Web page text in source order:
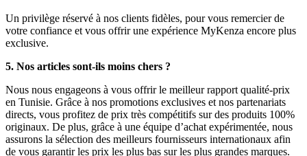
Un privilège réservé à nos clients fidèles, pour vous remercier de
votre confiance et vous offrir une expérience MyKenza encore plus
exclusive.
5. Nos articles sont-ils moins chers ?
Nous nous engageons à vous offrir le meilleur rapport qualité-prix
en Tunisie. Grâce à nos promotions exclusives et nos partenariats
directs, vous profitez de prix très compétitifs sur des produits 100%
originaux. De plus, grâce à une équipe d’achat expérimentée, nous
assurons la sélection des meilleurs fournisseurs internationaux afin
de vous garantir les prix les plus bas sur les plus grandes marques.